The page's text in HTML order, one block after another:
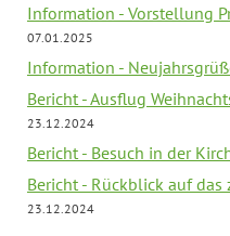
Information - Vorstellung
07.01.2025
Information -
Bericht - Ausflug
23.12.2024
Bericht - Besuch in der
Bericht - Rückblick auf
23.12.2024